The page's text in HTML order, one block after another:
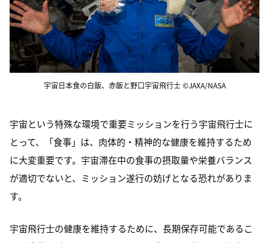
宇宙という特殊な環境で重要ミッションを行う宇宙飛行士に
とって、「食事」は、肉体的・精神的な健康を維持するため
に大変重要です。宇宙滞在中の食事の摂取量や栄養バランス
が適切でないと、ミッション遂行の妨げとなる恐れがありま
す。
宇宙飛行士の健康を維持するために、長期保存可能であるこ
宇宙日本食の白飯、赤飯と野口宇宙飛行士 ©JAXA/NASA